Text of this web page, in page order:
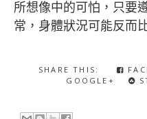
所想像中的可怕，只要
常，身體狀況可能反而
SHARE THIS:
GOOGLE+